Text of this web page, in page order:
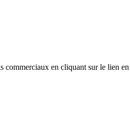
en cliquant sur le lien